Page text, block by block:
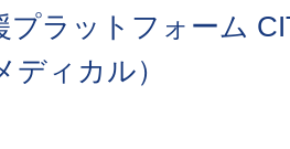
プラットフォーム
ディカル）